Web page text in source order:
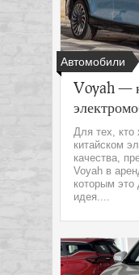
Автомобили
Voyah —
Для тех, кто
китайском
качества,
Voyah в
которым это
идея....